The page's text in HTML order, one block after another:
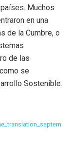
Muchos
en una
de la Cumbre, o
de las
se
Sostenible.